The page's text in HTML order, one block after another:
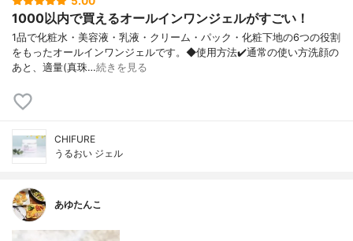
1000以内で買えるオールインワンジェルがすごい！
1品で化粧水・美容液・乳液・クリーム・ パック・化粧下地の6つの役割
をもったオ ールインワンジェルです。 ◆使用方法 ✔️通常の使い方 洗顔の
あと、適量(真珠…続きを見る
CHIFURE
うるおい ジェル
あゆたんこ